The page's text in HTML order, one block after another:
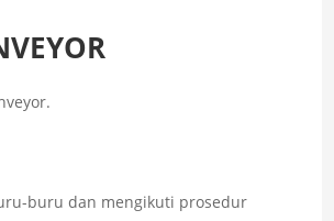
buru dan mengikuti prosedur